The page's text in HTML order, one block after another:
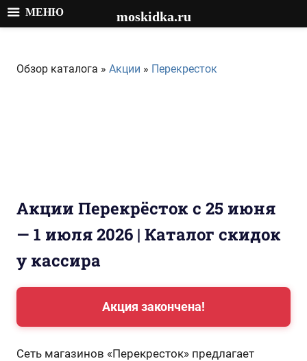
содержимому
Обзор каталога » Акции » Перекресток
Акции Перекрёсток с 25 июня
— 1 июля 2026 | Каталог скидок
у кассира
Акция закончена!
Сеть магазинов «Перекресток» предлагает
МЕНЮ moskidka.ru